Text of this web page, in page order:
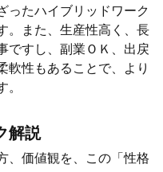
ったハイブリッドワーク
。また、生産性高く、長
ですし、副業ＯＫ、出戻
軟性もあることで、より
。
解説
、価値観を、この「性格